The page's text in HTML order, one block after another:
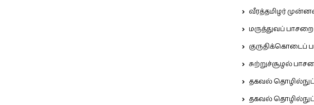
வீரத்தமிழர்
மருத்துவப் பாசறை
குருதிக்கொடைப்
சுற்றுச்சூழல்
தகவல்
தகவல்